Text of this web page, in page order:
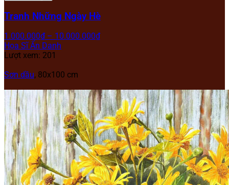
Tranh Những Ngày Hè
1.000.000₫ – 10.000.000₫
Họa Sĩ Ẩn Danh
Lượt xem: 201
Sơn dầu, 80x100 cm